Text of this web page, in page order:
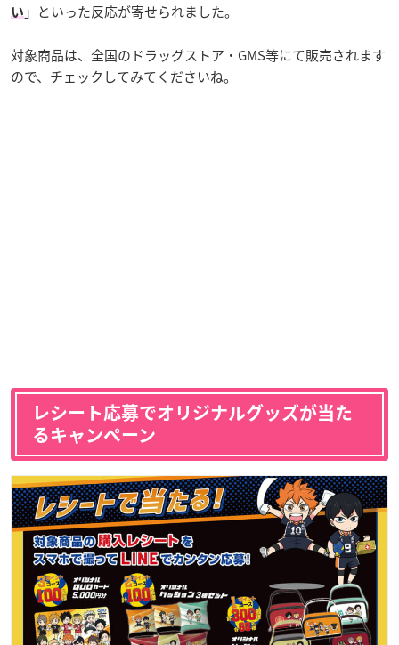
い 」といった反応が寄せられました。
対象商品は、全国のドラッグストア・GMS等にて販売されます
ので、チェックしてみてくださいね。
レシート応募でオリジナルグッズが当た
るキャンペーン